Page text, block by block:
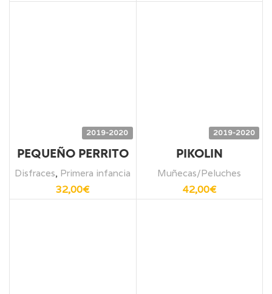
2019-2020
PEQUEÑO PERRITO
Disfraces, Primera infancia
32,00€
2019-2020
PIKOLIN
Muñecas/Peluches
42,00€